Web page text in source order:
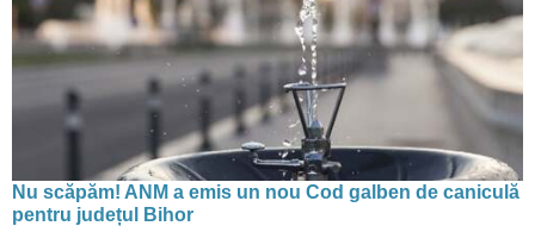
Nu scăpăm! ANM a emis un nou Cod galben de caniculă
pentru județul Bihor